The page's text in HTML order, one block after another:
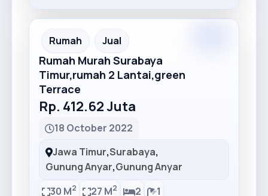
Recommended
Rumah Jual
Rumah Murah Surabaya
Timur,rumah 2 Lantai,green
Terrace
Rp. 412.62 Juta
18 October 2022
Jawa Timur,Surabaya,
Gunung Anyar,Gunung Anyar
30 M2 27 M2 2 1